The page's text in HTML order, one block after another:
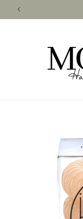
naar de
content